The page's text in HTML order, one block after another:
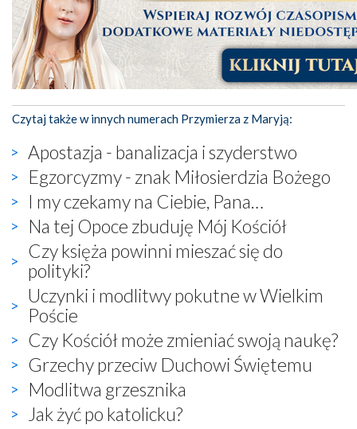
Czytaj także w innych numerach Przymierza z Maryją:
Apostazja - banalizacja i szyderstwo
Egzorcyzmy - znak Miłosierdzia Bożego
I my czekamy na Ciebie, Pana…
Na tej Opoce zbuduję Mój Kościół
Czy księża powinni mieszać się do
polityki?
Uczynki i modlitwy pokutne w Wielkim
Poście
Czy Kościół może zmieniać swoją naukę?
Grzechy przeciw Duchowi Świętemu
Modlitwa grzesznika
Jak żyć po katolicku?